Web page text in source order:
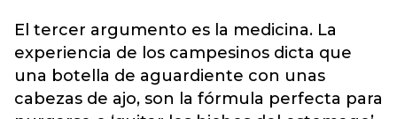
El tercer argumento es la medicina. La
experiencia de los campesinos dicta que
una botella de aguardiente con unas
cabezas de ajo, son la fórmula perfecta para